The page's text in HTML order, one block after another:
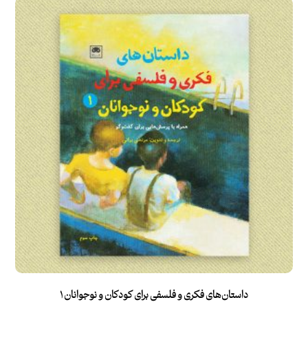
داستان‌های فکری و فلسفی برای کودکان و نوجوانان ۱